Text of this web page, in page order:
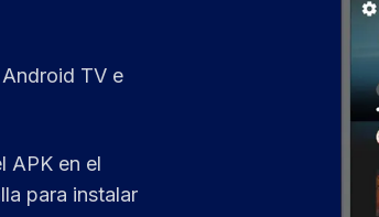
TV e
APK en el
para instalar